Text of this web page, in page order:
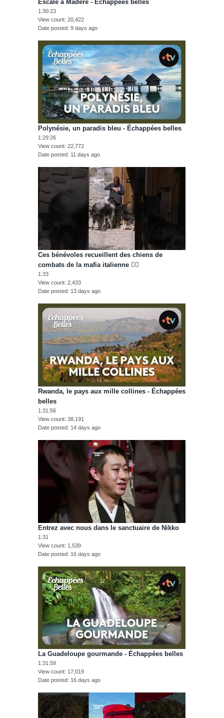
Escale à Madère - Échappées belles
1:30:23
View count 20,422
Date posted 9 days ago
Polynésie, un paradis bleu - Échappées belles
1:29:26
View count 22,772
Date posted 11 days ago
Ces bénévoles recueillent des chiens de
combats de la mafia italienne 🐕‍🦺
1:33
View count 2,433
Date posted 13 days ago
Rwanda, le pays aux mille collines - Échappées
belles
1:31:56
View count 38,191
Date posted 14 days ago
Entrez avec nous dans le sanctuaire de Nikko
1:31
View count 1,539
Date posted 16 days ago
La Guadeloupe gourmande - Échappées belles
1:31:59
View count 17,019
Date posted
16 days ago